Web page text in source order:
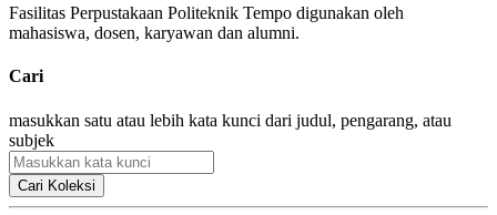
Fasilitas Perpustakaan Politeknik Tempo digunakan oleh
mahasiswa, dosen, karyawan dan alumni.
Cari
masukkan satu atau lebih kata kunci dari judul, pengarang, atau
subjek
Cari Koleksi